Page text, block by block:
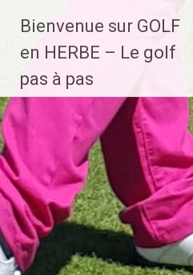
contenu
Bienvenue sur GOLF
en HERBE – Le golf
pas à pas